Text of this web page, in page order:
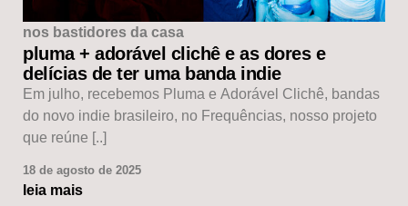
nos bastidores da casa
pluma + adorável clichê e as dores e
delícias de ter uma banda indie
Em julho, recebemos Pluma e Adorável Clichê, bandas
do novo indie brasileiro, no Frequências, nosso projeto
que reúne [..]
18 de agosto de 2025
leia mais